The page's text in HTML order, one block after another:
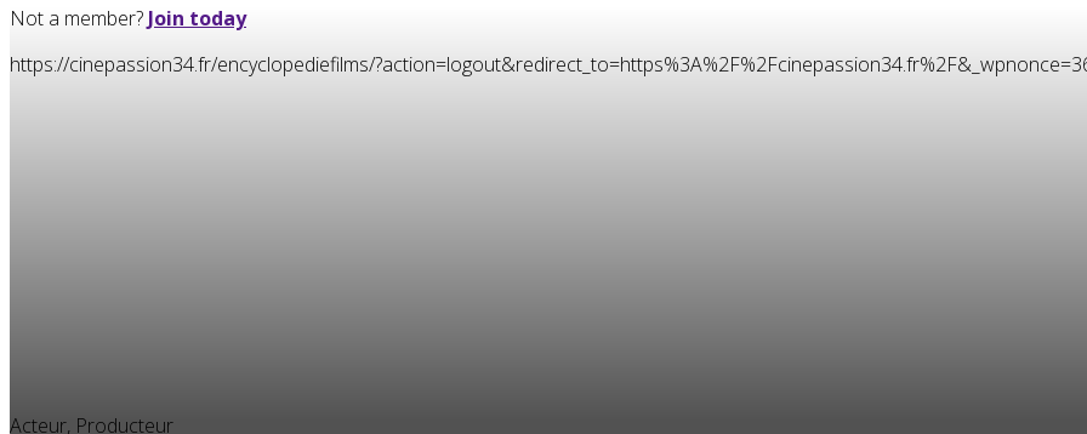
Not a member? Join today
https://cinepassion34.fr/encyclopediefilms/
Acteur, Producteur